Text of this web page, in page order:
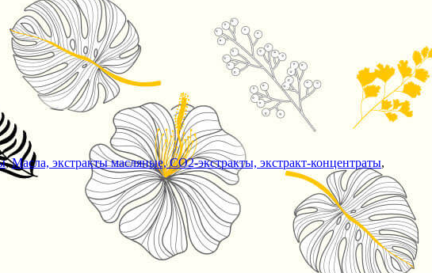
,Масла, экстракты масляные, СО2-экстракты, экстракт-концентраты,